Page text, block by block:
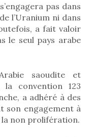
pas dans
l’Uranium ni dans
a fait valoir
le seul pays arabe
saoudite et
la convention 123
a adhéré à des
son engagement à
non prolifération.